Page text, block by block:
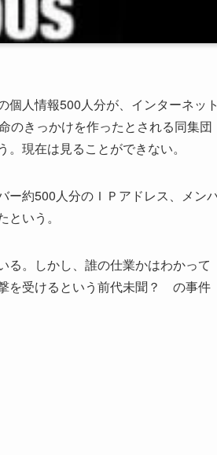
個人情報500人分が、インターネッ
のきっかけを作ったとされる同集団
現在は見ることができない。
ー約500人分のＩＰアドレス、メン
いう。
。しかし、誰の仕業かはわかって
を受けるという前代未聞？ の事件